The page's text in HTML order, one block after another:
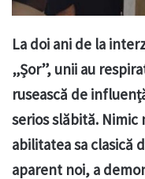
La doi ani de la
„Șor”, unii au
rusească de
serios slăbită. Nimic
abilitatea sa clasică
aparent noi, a